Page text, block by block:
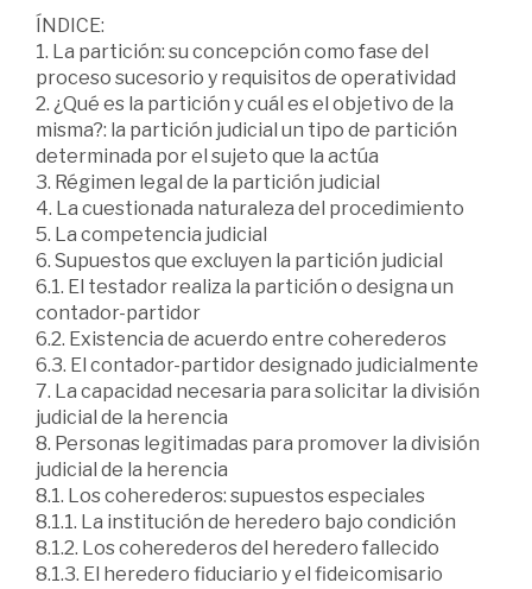
ÍNDICE:
1. La partición: su concepción como fase del
proceso sucesorio y requisitos de operatividad
2. ¿Qué es la partición y cuál es el objetivo de la
misma?: la partición judicial un tipo de partición
determinada por el sujeto que la actúa
3. Régimen legal de la partición judicial
4. La cuestionada naturaleza del procedimiento
5. La competencia judicial
6. Supuestos que excluyen la partición judicial
6.1. El testador realiza la partición o designa un
contador-partidor
6.2. Existencia de acuerdo entre coherederos
6.3. El contador-partidor designado judicialmente
7. La capacidad necesaria para solicitar la división
judicial de la herencia
8. Personas legitimadas para promover la división
judicial de la herencia
8.1. Los coherederos: supuestos especiales
8.1.1. La institución de heredero bajo condición
8.1.2. Los coherederos del heredero fallecido
8.1.3. El heredero fiduciario y el fideicomisario